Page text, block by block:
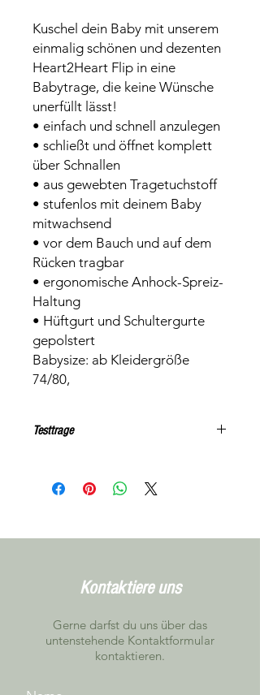
Kuschel dein Baby mit unserem
einmalig schönen und dezenten
Heart2Heart Flip in eine
Babytrage, die keine Wünsche
unerfüllt lässt!
• einfach und schnell anzulegen
• schließt und öffnet komplett
über Schnallen
• aus gewebten Tragetuchstoff
• stufenlos mit deinem Baby
mitwachsend
• vor dem Bauch und auf dem
Rücken tragbar
• ergonomische Anhock-Spreiz-
Haltung
• Hüftgurt und Schultergurte
gepolstert
Babysize: ab Kleidergröße
74/80,
Testtrage
pro Woche. Falls Du für längere Zeit
mieten möchtest, schreib uns bitte,
entspricht jedoch dem bestellten
Kontaktiere uns
Gerne darfst du uns über das
untenstehende Kontaktformular
kontaktieren.